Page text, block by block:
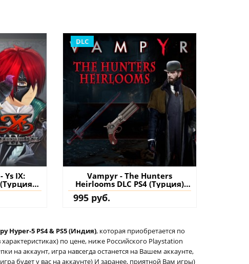
Ys IX:
на
DLC
Vampyr - The Hunters
Heirlooms DLC PS4 (Турция)
купить дополнение на
995 руб.
Hyper-5 PS4 & PS5 (Индия), которая приобретается по
по цене, ниже Российского Playstation
на аккаунт, игра навсегда останется на Вашем аккаунте,
будет у вас на аккаунте) И заранее, приятной Вам игры)